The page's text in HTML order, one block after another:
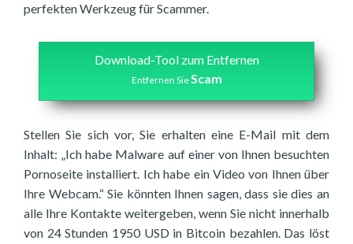
perfekten Werkzeug für Scammer.
Download-Tool zum Entfernen
Entfernen SieScam
Stellen Sie sich vor, Sie erhalten eine E-Mail mit dem
Inhalt: „Ich habe Malware auf einer von Ihnen besuchten
Pornoseite installiert. Ich habe ein Video von Ihnen über
Ihre Webcam.“ Sie könnten Ihnen sagen, dass sie dies an
alle Ihre Kontakte weitergeben, wenn Sie nicht innerhalb
von 24 Stunden 1950 USD in Bitcoin bezahlen. Das löst